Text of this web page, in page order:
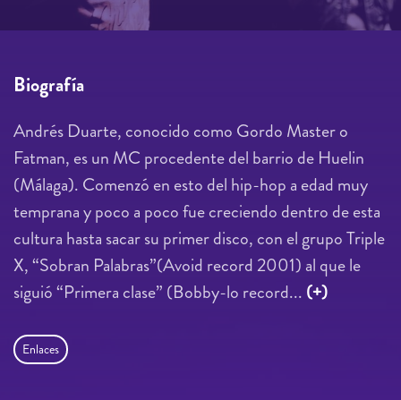
Biografía
Andrés Duarte, conocido como Gordo Master o
Fatman, es un MC procedente del barrio de Huelin
(Málaga). Comenzó en esto del hip-hop a edad muy
temprana y poco a poco fue creciendo dentro de esta
cultura hasta sacar su primer disco, con el grupo Triple
X, “Sobran Palabras”(Avoid record 2001) al que le
siguió “Primera clase” (Bobby-lo record... (+)
Enlaces